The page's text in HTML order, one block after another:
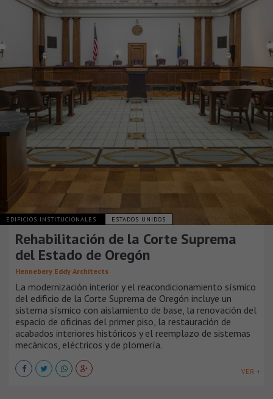
EDIFICIOS INSTITUCIONALES ESTADOS UNIDOS
Rehabilitación de la Corte Suprema
del Estado de Oregón
Hennebery Eddy Architects
La modernización interior y el reacondicionamiento sísmico
del edificio de la Corte Suprema de Oregón incluye un
sistema sísmico con aislamiento de base, la renovación del
espacio de oficinas del primer piso, la restauración de
acabados interiores históricos y el reemplazo de sistemas
mecánicos, eléctricos y de plomería.
VER +